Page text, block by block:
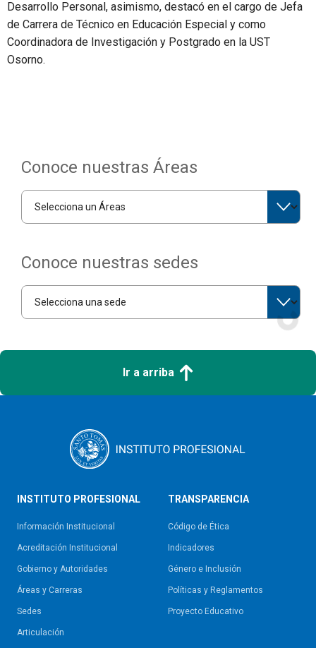
Desarrollo Personal, asimismo, destacó en el cargo de Jefa
de Carrera de Técnico en Educación Especial y como
Coordinadora de Investigación y Postgrado en la UST
Osorno.
Conoce nuestras Áreas
Conoce nuestras sedes
Ir a arriba
INSTITUTO PROFESIONAL
Información Institucional
Acreditación Institucional
Gobierno y Autoridades​
Áreas y Carreras
Sedes
Articulación
TRANSPARENCIA
Código de Ética
Indicadores
Género e Inclusión
Políticas y Reglamentos​
Proyecto Educativo